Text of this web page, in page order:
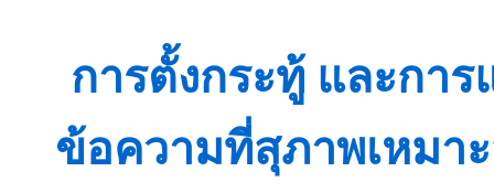
การตั้งกระทู้ และกา
ข้อความที่สุภาพเหมา